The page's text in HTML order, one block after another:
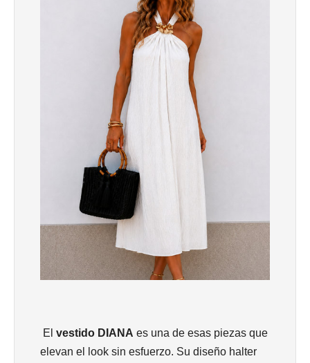
El vestido DIANA es una de esas piezas que
elevan el look sin esfuerzo. Su diseño halter